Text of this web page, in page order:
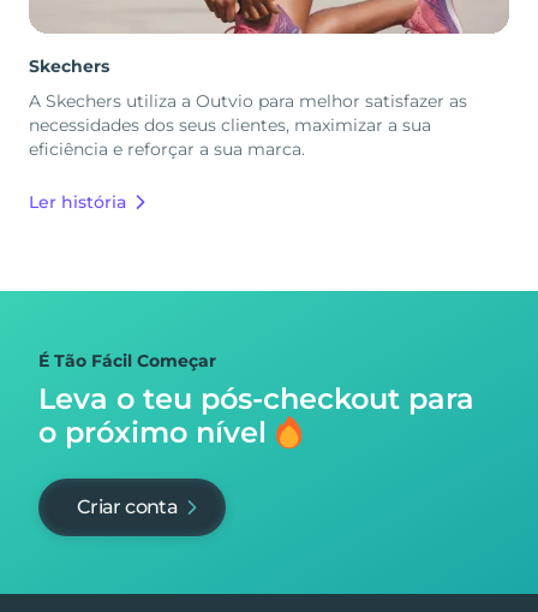
Skechers
A Skechers utiliza a Outvio para melhor satisfazer as
necessidades dos seus clientes, maximizar a sua
eficiência e reforçar a sua marca.
Ler história
É Tão Fácil Começar
Leva o teu pós-checkout para
o próximo nível
Criar conta